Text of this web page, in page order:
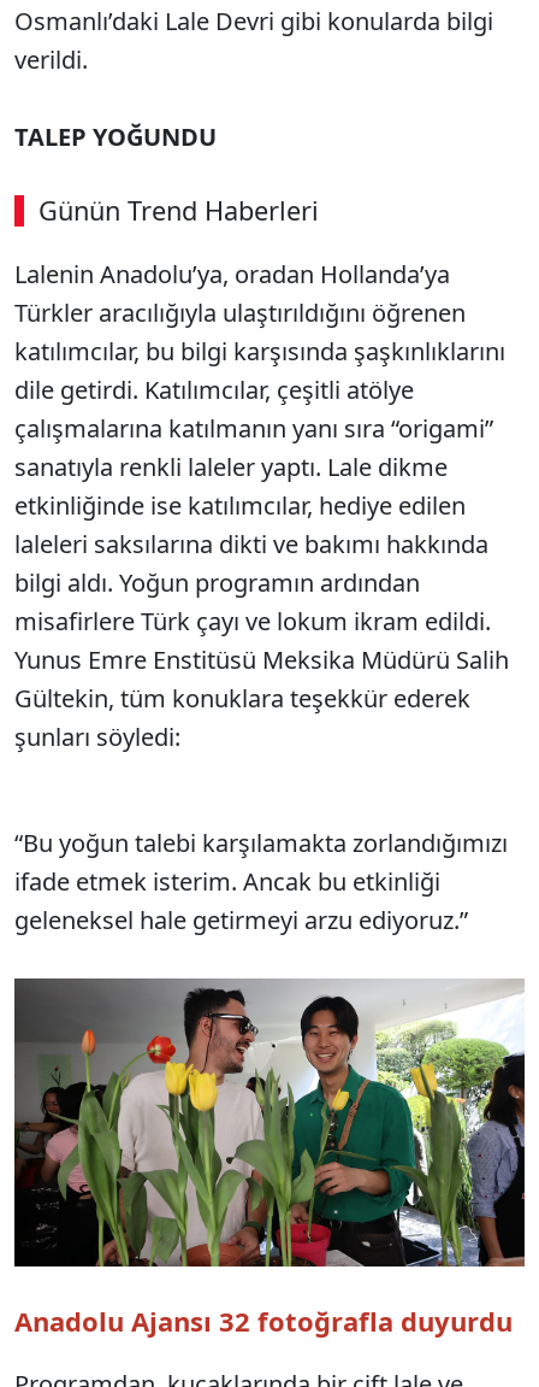
Osmanlı’daki Lale Devri gibi konularda bilgi
verildi.
TALEP YOĞUNDU
Günün Trend Haberleri
Lalenin Anadolu’ya, oradan Hollanda’ya
Türkler aracılığıyla ulaştırıldığını öğrenen
katılımcılar, bu bilgi karşısında şaşkınlıklarını
dile getirdi. Katılımcılar, çeşitli atölye
çalışmalarına katılmanın yanı sıra “origami”
sanatıyla renkli laleler yaptı. Lale dikme
etkinliğinde ise katılımcılar, hediye edilen
laleleri saksılarına dikti ve bakımı hakkında
bilgi aldı. Yoğun programın ardından
misafirlere Türk çayı ve lokum ikram edildi.
Yunus Emre Enstitüsü Meksika Müdürü Salih
Gültekin, tüm konuklara teşekkür ederek
şunları söyledi:
“Bu yoğun talebi karşılamakta zorlandığımızı
ifade etmek isterim. Ancak bu etkinliği
geleneksel hale getirmeyi arzu ediyoruz.”
Anadolu Ajansı 32 fotoğrafla duyurdu